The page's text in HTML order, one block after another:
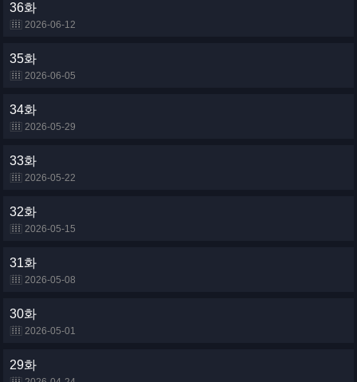
36화
2026-06-12
35화
2026-06-05
34화
2026-05-29
33화
2026-05-22
32화
2026-05-15
31화
2026-05-08
30화
2026-05-01
29화